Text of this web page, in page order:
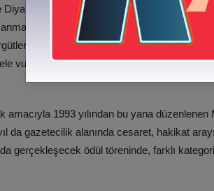
Diyarbakır’ın Seyrantepe semtinde
programları yapılacak. Etkinliklerde,
bir araya gelerek Anter’i anacak.
vurgulanacak.
amacıyla 1993 yılından bu yana
da gazetecilik alanında cesaret, hakikat
gerçekleşecek ödül töreninde, farklı